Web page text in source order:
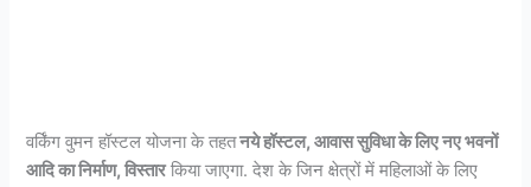
वर्किंग वुमन हॉस्टल योजना के तहतनये हॉस्टल, आवास सुविधा के लिए नए भवनों
आदि का निर्माण, विस्तारकिया जाएगा. देश के जिन क्षेत्रों में महिलाओं के लिए